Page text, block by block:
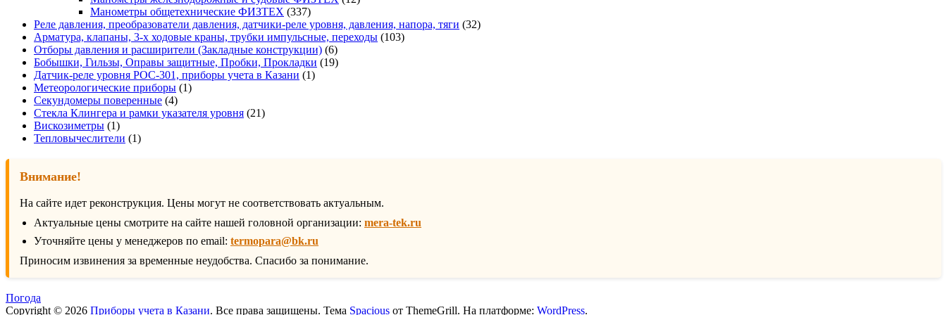
Манометры общетехнические ФИЗТЕХ 337337
товаров
Реле давления, преобразователи давления, датчики-реле уровня, давления, напора, тяги 3232
Арматура, клапаны, 3-х ходовые краны, трубки импульсные, переходы 103103
Отборы давления и расширители (Закладные конструкции) 66
товаров
Бобышки, Гильзы, Оправы защитные, Пробки, Прокладки 1919
Датчик-реле уровня РОС-301, приборы учета в Казани 11
Метеорологические приборы 11
Секундомеры поверенные 44
товара
Стекла Клингера и рамки указателя уровня 2121
Вискозиметры 11
товар
Тепловычеслители 11
Внимание!
На сайте идет реконструкция. Цены могут не соответствовать актуальным.
Актуальные цены смотрите на сайте нашей головной организации: mera-tek.ru
Уточняйте цены у менеджеров по email: termopara@bk.ru
Приносим извинения за временные неудобства. Спасибо за понимание.
Погода
Copyright © 2026 Приборы учета в Казани. Все права защищены. Тема Spacious от ThemeGrill. На платформе: WordPress.